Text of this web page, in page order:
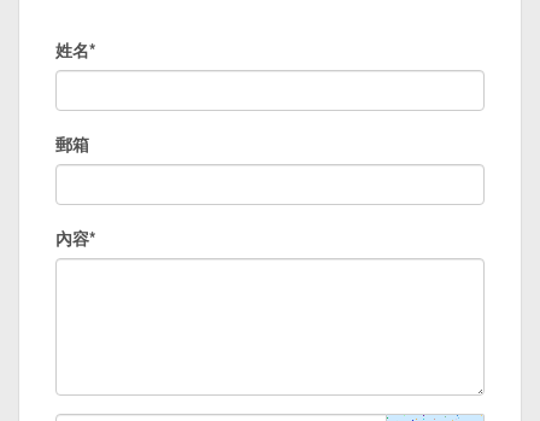
姓名*
郵箱
內容*